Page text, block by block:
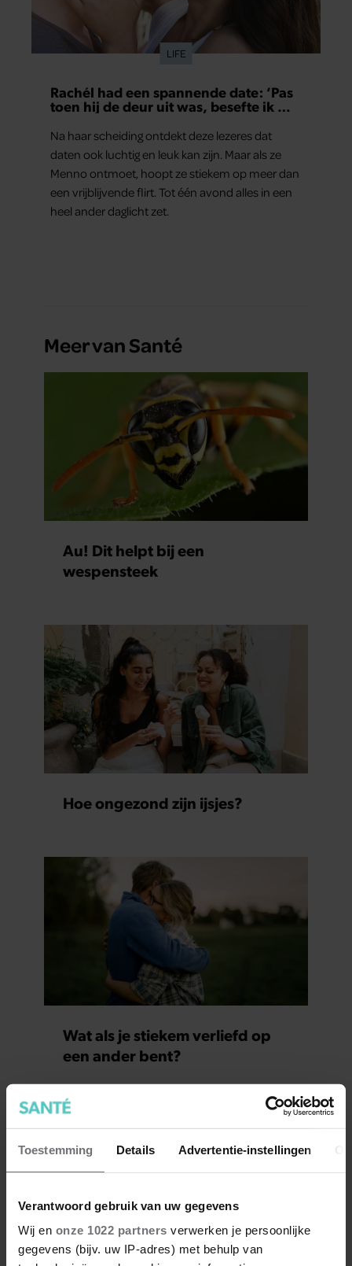
Toestemming Details Advertentie-instellingen
Verantwoord gebruik van uw gegevens
Wij en onze 1022 partners verwerken je persoonlijke
gegevens (bijv. uw IP-adres) met behulp van
LIFE
Rachél had een spannende date: ‘Pas
toen hij de deur uit was, besefte ik wat
Na haar scheiding ontdekt deze lezeres dat
daten ook luchtig en leuk kan zijn. Maar als ze
Menno ontmoet, hoopt ze stiekem op meer dan
een vrijblijvende flirt. Tot één avond alles in een
heel ander daglicht zet.
Meer van Santé
Au! Dit helpt bij een
wespensteek
Hoe ongezond zijn ijsjes?
Wat als je stiekem verliefd op
een ander bent?